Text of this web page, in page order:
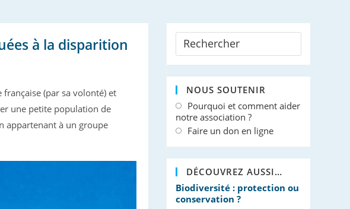
à la disparition
française (par sa volonté) et
une petite population de
appartenant à un groupe
NOUS SOUTENIR
Pourquoi et comment aider
notre association ?
Faire un don en ligne
DÉCOUVREZ AUSSI…
Biodiversité : protection ou
conservation ?